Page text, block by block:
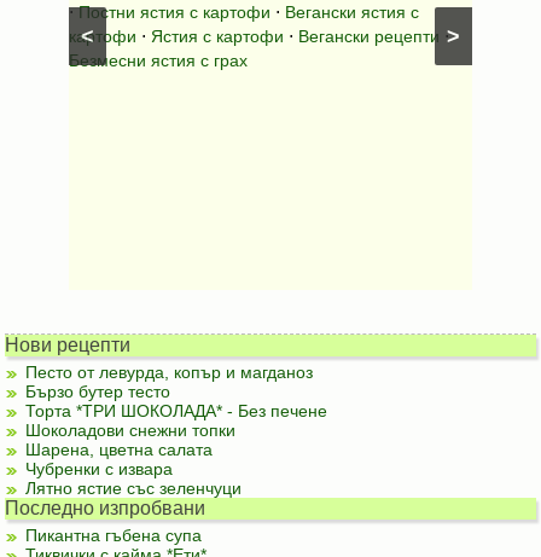
>
<
⋅Постни ястия с картофи ⋅ Вегански ястия с
картофи ⋅ Ястия с картофи ⋅ Вегански рецепти ⋅
Безмесни ястия с грах
Нови рецепти
Песто от левурда, копър и магданоз
Бързо бутер тесто
Торта *ТРИ ШОКОЛАДА* - Без печене
Шоколадови снежни топки
Шарена, цветна салата
Чубренки с извара
Лятно ястие със зеленчуци
Последно изпробвани
Пикантна гъбена супа